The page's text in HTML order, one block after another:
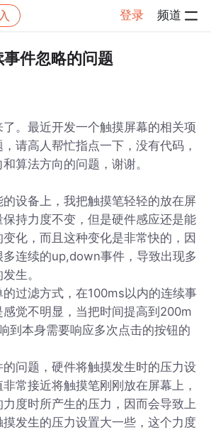
登录 频道
帖子详情
件忽略的问题
。最近开发一个触摸屏幕的相关项
请高人帮忙指点一下，没有代码，
算法方向的问题，谢谢。
设备上，我把触摸笔轻轻的放在屏
持力度不变，但是硬件感应还是能
化，而且这种变化是非常快的，因
多连续的up,down事件，导致出现多
生。
过滤方式，在100ms以内的连续事
觉不明显，当把时间提高到200m
到本身需要响应多次点击的按钮的
问题，硬件将触摸发生时的压力设
常接近将触摸笔刚刚放在屏幕上，
度时所产生的压力，因而会导致上
发生的压力设置大一些，这个力度